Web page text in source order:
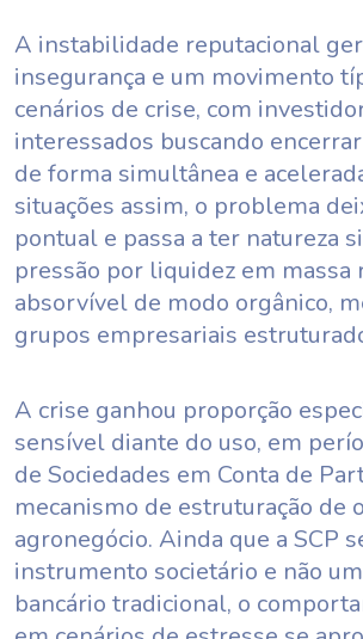
A instabilidade reputacional
insegurança e um movimento
cenários de crise, com
interessados buscando
de forma simultânea e
situações assim, o problema
pontual e passa a ter natureza
pressão por liquidez em massa
absorvível de modo orgânico,
grupos empresariais
A crise ganhou proporção
sensível diante do uso, em
de Sociedades em Conta de
mecanismo de estruturação de
agronegócio. Ainda que a SCP
instrumento societário e não
bancário tradicional, o